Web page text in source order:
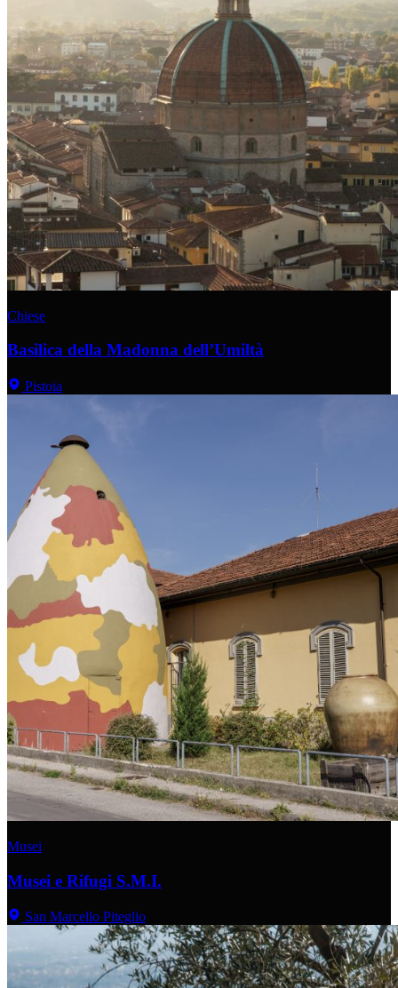
Chiese
Basilica della Madonna dell’Umiltà
Pistoia
Musei
Musei e Rifugi S.M.I.
San Marcello Piteglio